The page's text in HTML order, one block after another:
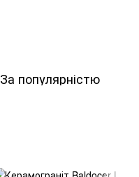
За популярністю